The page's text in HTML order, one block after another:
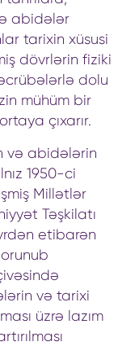
abidələr
tarixin xüsusi
dövrlərin fiziki
dolu
mühüm bir
çıxarır.
və abidələrin
1950-ci
Millətlər
Təşkilatı
etibarən
və tarixi
üzrə lazım